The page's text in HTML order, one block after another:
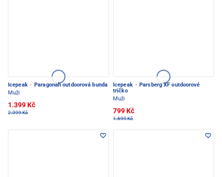
Icepeak · Paragonah outdoorová bunda
Muži
1.399 Kč
2.099 Kč
Icepeak · Parsberg XF outdoorové
tričko
Muži
799 Kč
1.699 Kč